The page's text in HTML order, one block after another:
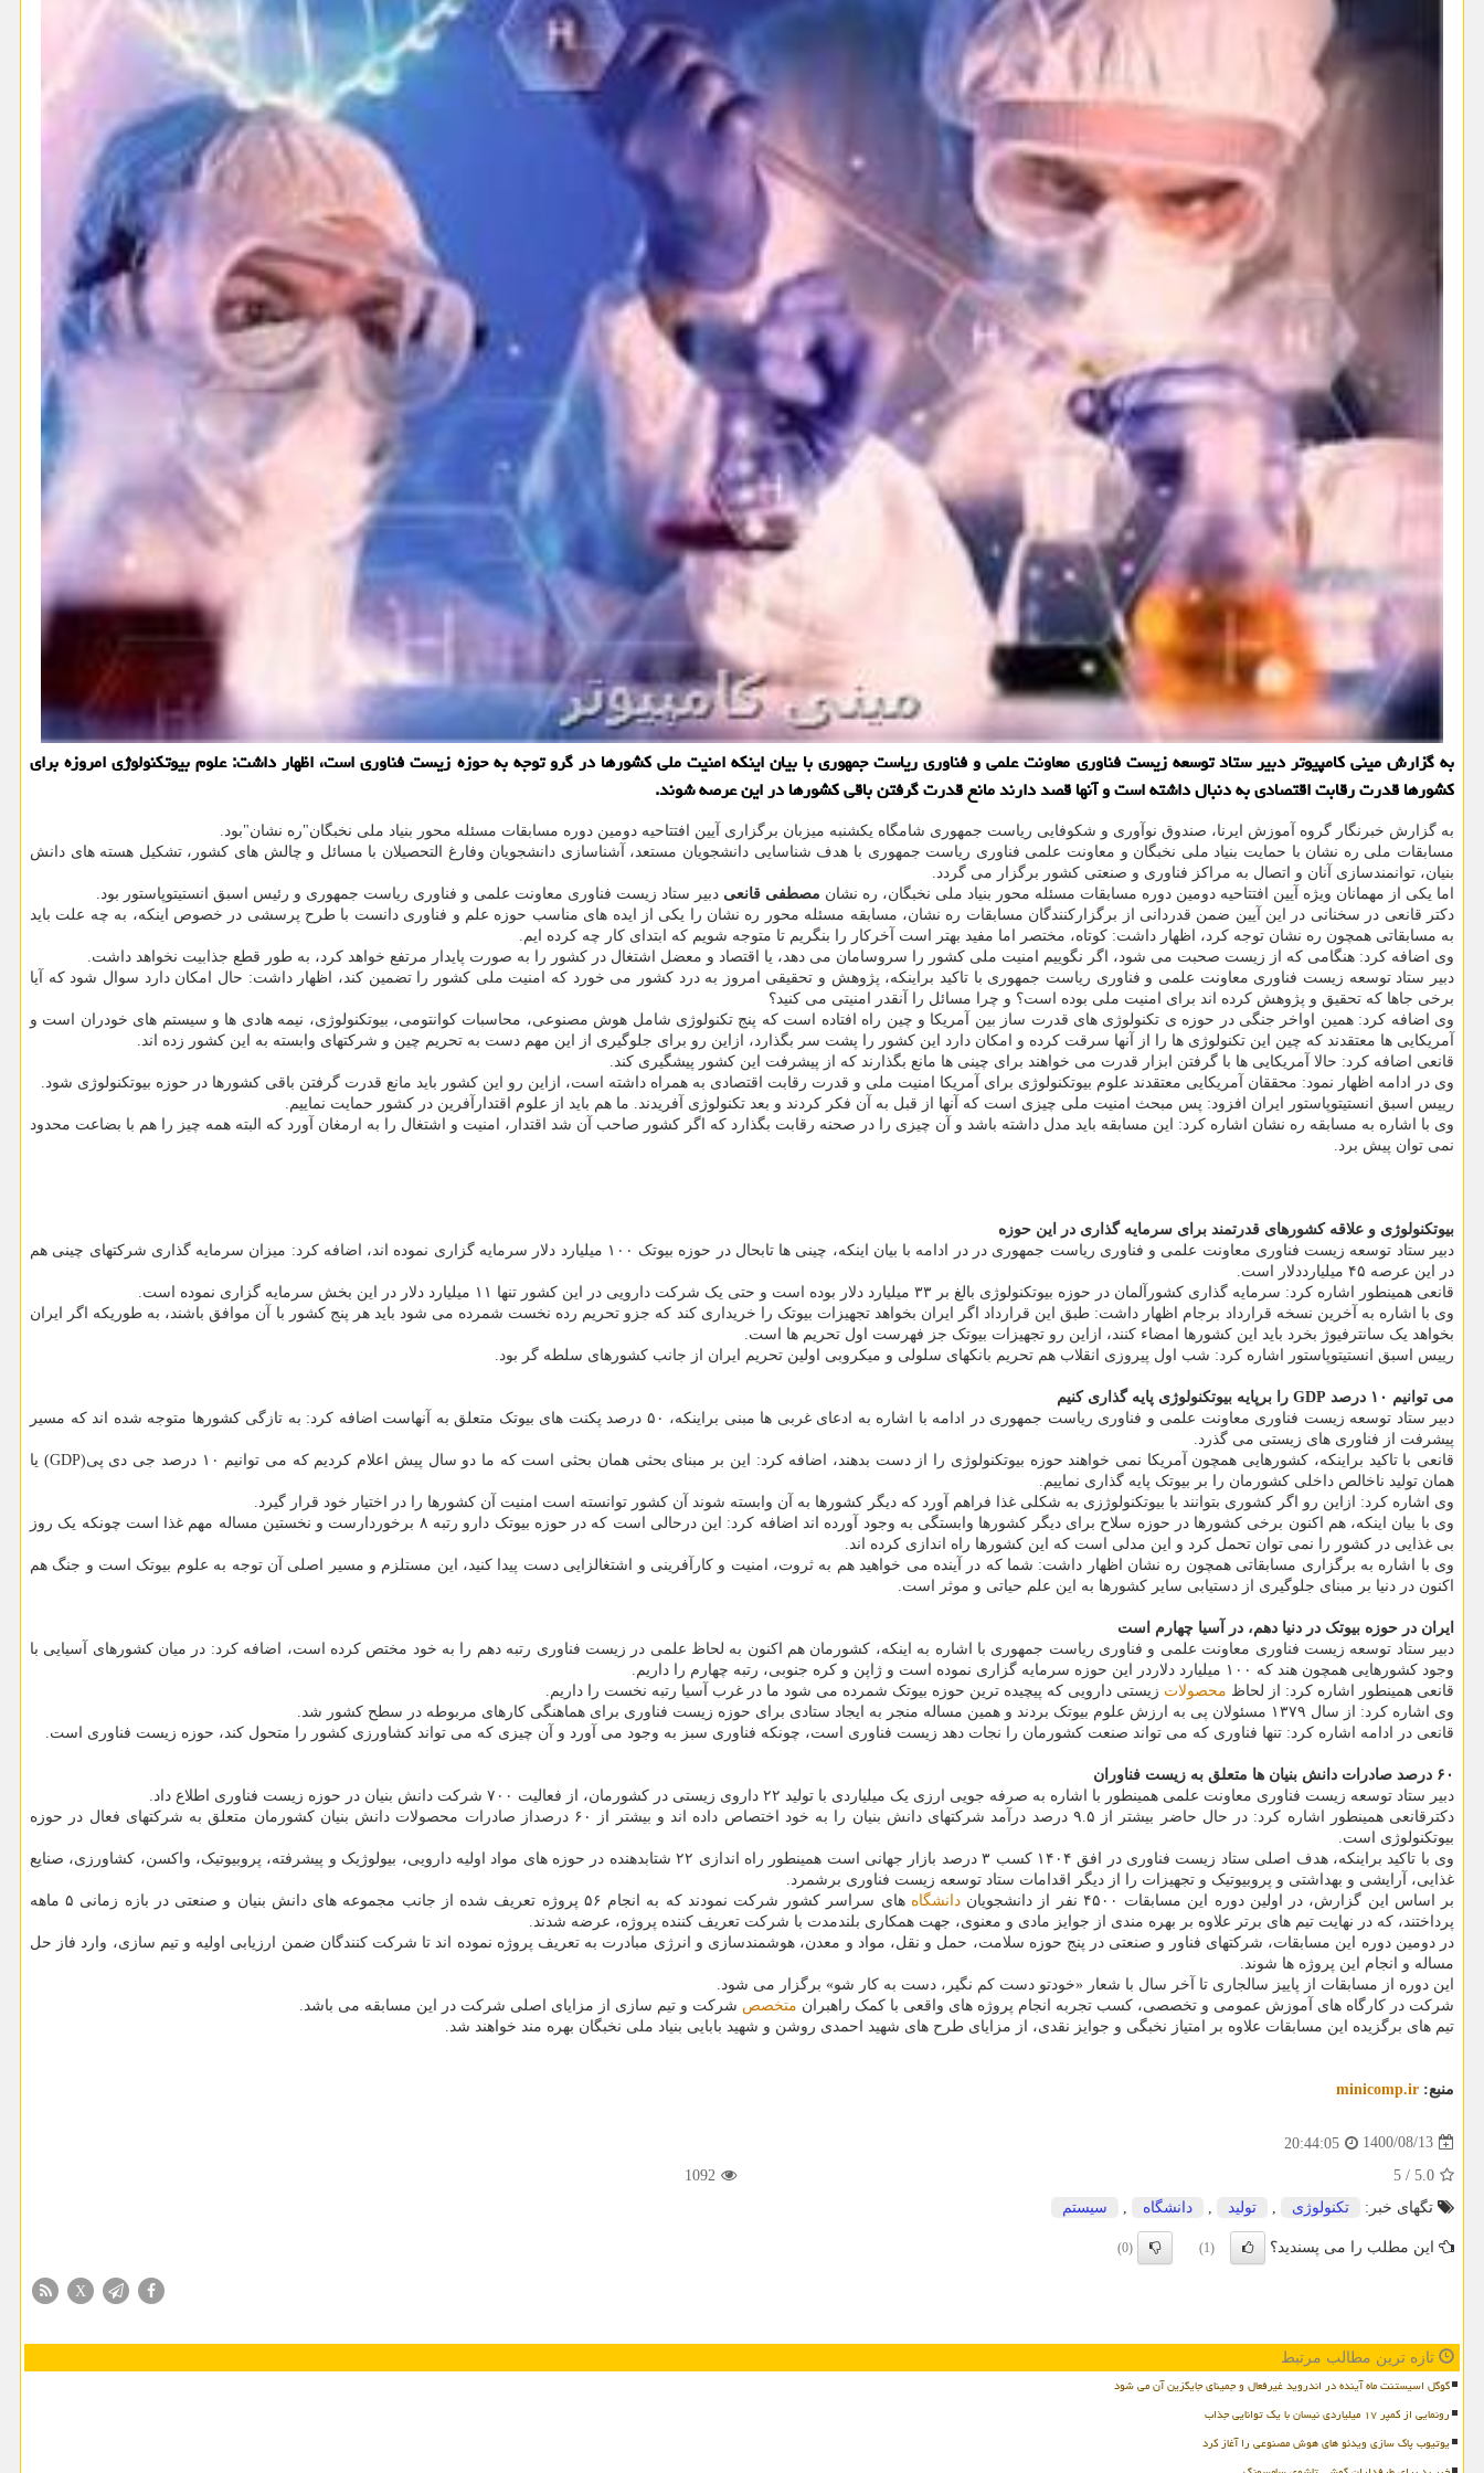
به گزارش مینی کامپیوتر دبیر ستاد توسعه زیست فناوری معاونت علمی و فناوری ریاست جمهوری با بیان اینکه امنیت ملی کشورها در گرو توجه به حوزه زیست فناوری است، اظهار داشت: علوم بیوتکنولوژی امروزه برای
کشورها قدرت رقابت اقتصادی به دنبال داشته است و آنها قصد دارند مانع قدرت گرفتن باقی کشورها در این عرصه شوند.
به گزارش خبرنگار گروه آموزش ایرنا، صندوق نوآوری و شکوفایی ریاست جمهوری شامگاه یکشنبه میزبان برگزاری آیین افتتاحیه دومین دوره مسابقات مسئله محور بنیاد ملی نخبگان"ره نشان"بود.
مسابقات ملی ره نشان با حمایت بنیاد ملی نخبگان و معاونت علمی فناوری ریاست جمهوری با هدف شناسایی دانشجویان مستعد، آشناسازی دانشجویان وفارغ التحصیلان با مسائل و چالش های کشور، تشکیل هسته های دانش
بنیان، توانمندسازی آنان و اتصال به مراکز فناوری و صنعتی کشور برگزار می گردد.
اما یکی از مهمانان ویژه آیین افتتاحیه دومین دوره مسابقات مسئله محور بنیاد ملی نخبگان، ره نشان مصطفی قانعی دبیر ستاد زیست فناوری معاونت علمی و فناوری ریاست جمهوری و رئیس اسبق انستیتوپاستور بود.
دکتر قانعی در سخنانی در این آیین ضمن قدردانی از برگزارکنندگان مسابقات ره نشان، مسابقه مسئله محور ره نشان را یکی از ایده های مناسب حوزه علم و فناوری دانست با طرح پرسشی در خصوص اینکه، به چه علت باید
به مسابقاتی همچون ره نشان توجه کرد، اظهار داشت: کوتاه، مختصر اما مفید بهتر است آخرکار را بنگریم تا متوجه شویم که ابتدای کار چه کرده ایم.
وی اضافه کرد: هنگامی که از زیست صحبت می شود، اگر نگوییم امنیت ملی کشور را سروسامان می دهد، یا اقتصاد و معضل اشتغال در کشور را به صورت پایدار مرتفع خواهد کرد، به طور قطع جذابیت نخواهد داشت.
دبیر ستاد توسعه زیست فناوری معاونت علمی و فناوری ریاست جمهوری با تاکید براینکه، پژوهش و تحقیقی امروز به درد کشور می خورد که امنیت ملی کشور را تضمین کند، اظهار داشت: حال امکان دارد سوال شود که آیا
برخی جاها که تحقیق و پژوهش کرده اند برای امنیت ملی بوده است؟ و چرا مسائل را آنقدر امنیتی می کنید؟
وی اضافه کرد: همین اواخر جنگی در حوزه ی تکنولوژی های قدرت ساز بین آمریکا و چین راه افتاده است که پنج تکنولوژی شامل هوش مصنوعی، محاسبات کوانتومی، بیوتکنولوژی، نیمه هادی ها و سیستم های خودران است و
آمریکایی ها معتقدند که چین این تکنولوژی ها را از آنها سرقت کرده و امکان دارد این کشور را پشت سر بگذارد، ازاین رو برای جلوگیری از این مهم دست به تحریم چین و شرکتهای وابسته به این کشور زده اند.
قانعی اضافه کرد: حالا آمریکایی ها با گرفتن ابزار قدرت می خواهند برای چینی ها مانع بگذارند که از پیشرفت این کشور پیشگیری کند.
وی در ادامه اظهار نمود: محققان آمریکایی معتقدند علوم بیوتکنولوژی برای آمریکا امنیت ملی و قدرت رقابت اقتصادی به همراه داشته است، ازاین رو این کشور باید مانع قدرت گرفتن باقی کشورها در حوزه بیوتکنولوژی شود.
رییس اسبق انستیتوپاستور ایران افزود: پس مبحث امنیت ملی چیزی است که آنها از قبل به آن فکر کردند و بعد تکنولوژی آفریدند. ما هم باید از علوم اقتدارآفرین در کشور حمایت نماییم.
وی با اشاره به مسابقه ره نشان اشاره کرد: این مسابقه باید مدل داشته باشد و آن چیزی را در صحنه رقابت بگذارد که اگر کشور صاحب آن شد اقتدار، امنیت و اشتغال را به ارمغان آورد که البته همه چیز را هم با بضاعت محدود
نمی توان پیش برد.
بیوتکنولوژی و علاقه کشورهای قدرتمند برای سرمایه گذاری در این حوزه
دبیر ستاد توسعه زیست فناوری معاونت علمی و فناوری ریاست جمهوری در در ادامه با بیان اینکه، چینی ها تابحال در حوزه بیوتک ۱۰۰ میلیارد دلار سرمایه گزاری نموده اند، اضافه کرد: میزان سرمایه گذاری شرکتهای چینی هم
در این عرصه ۴۵ میلیارددلار است.
قانعی همینطور اشاره کرد: سرمایه گذاری کشورآلمان در حوزه بیوتکنولوژی بالغ بر ۳۳ میلیارد دلار بوده است و حتی یک شرکت دارویی در این کشور تنها ۱۱ میلیارد دلار در این بخش سرمایه گزاری نموده است.
وی با اشاره به آخرین نسخه قرارداد برجام اظهار داشت: طبق این قرارداد اگر ایران بخواهد تجهیزات بیوتک را خریداری کند که جزو تحریم رده نخست شمرده می شود باید هر پنج کشور با آن موافق باشند، به طوریکه اگر ایران
بخواهد یک سانترفیوژ بخرد باید این کشورها امضاء کنند، ازاین رو تجهیزات بیوتک جز فهرست اول تحریم ها است.
رییس اسبق انستیتوپاستور اشاره کرد: شب اول پیروزی انقلاب هم تحریم بانکهای سلولی و میکروبی اولین تحریم ایران از جانب کشورهای سلطه گر بود.
می توانیم ۱۰ درصد GDP را برپایه بیوتکنولوژی پایه گذاری کنیم
دبیر ستاد توسعه زیست فناوری معاونت علمی و فناوری ریاست جمهوری در ادامه با اشاره به ادعای غربی ها مبنی براینکه، ۵۰ درصد پکنت های بیوتک متعلق به آنهاست اضافه کرد: به تازگی کشورها متوجه شده اند که مسیر
پیشرفت از فناوری های زیستی می گذرد.
قانعی با تاکید براینکه، کشورهایی همچون آمریکا نمی خواهند حوزه بیوتکنولوژی را از دست بدهند، اضافه کرد: این بر مبنای بحثی همان بحثی است که ما دو سال پیش اعلام کردیم که می توانیم ۱۰ درصد جی دی پی(GDP) یا
همان تولید ناخالص داخلی کشورمان را بر بیوتک پایه گذاری نماییم.
وی اشاره کرد: ازاین رو اگر کشوری بتوانند با بیوتکنولوژزی به شکلی غذا فراهم آورد که دیگر کشورها به آن وابسته شوند آن کشور توانسته است امنیت آن کشورها را در اختیار خود قرار گیرد.
وی با بیان اینکه، هم اکنون برخی کشورها در حوزه سلاح برای دیگر کشورها وابستگی به وجود آورده اند اضافه کرد: این درحالی است که در حوزه بیوتک دارو رتبه ۸ برخوردارست و نخستین مساله مهم غذا است چونکه یک روز
بی غذایی در کشور را نمی توان تحمل کرد و این مدلی است که این کشورها راه اندازی کرده اند.
وی با اشاره به برگزاری مسابقاتی همچون ره نشان اظهار داشت: شما که در آینده می خواهید هم به ثروت، امنیت و کارآفرینی و اشتغالزایی دست پیدا کنید، این مستلزم و مسیر اصلی آن توجه به علوم بیوتک است و جنگ هم
اکنون در دنیا بر مبنای جلوگیری از دستیابی سایر کشورها به این علم حیاتی و موثر است.
ایران در حوزه بیوتک در دنیا دهم، در آسیا چهارم است
دبیر ستاد توسعه زیست فناوری معاونت علمی و فناوری ریاست جمهوری با اشاره به اینکه، کشورمان هم اکنون به لحاظ علمی در زیست فناوری رتبه دهم را به خود مختص کرده است، اضافه کرد: در میان کشورهای آسیایی با
وجود کشورهایی همچون هند که ۱۰۰ میلیارد دلاردر این حوزه سرمایه گزاری نموده است و ژاپن و کره جنوبی، رتبه چهارم را داریم.
قانعی همینطور اشاره کرد: از لحاظ محصولات زیستی دارویی که پیچیده ترین حوزه بیوتک شمرده می شود ما در غرب آسیا رتبه نخست را داریم.
وی اشاره کرد: از سال ۱۳۷۹ مسئولان پی به ارزش علوم بیوتک بردند و همین مساله منجر به ایجاد ستادی برای حوزه زیست فناوری برای هماهنگی کارهای مربوطه در سطح کشور شد.
قانعی در ادامه اشاره کرد: تنها فناوری که می تواند صنعت کشورمان را نجات دهد زیست فناوری است، چونکه فناوری سبز به وجود می آورد و آن چیزی که می تواند کشاورزی کشور را متحول کند، حوزه زیست فناوری است.
۶۰ درصد صادرات دانش بنیان ها متعلق به زیست فناوران
دبیر ستاد توسعه زیست فناوری معاونت علمی همینطور با اشاره به صرفه جویی ارزی یک میلیاردی با تولید ۲۲ داروی زیستی در کشورمان، از فعالیت ۷۰۰ شرکت دانش بنیان در حوزه زیست فناوری اطلاع داد.
دکترقانعی همینطور اشاره کرد: در حال حاضر بیشتر از ۹.۵ درصد درآمد شرکتهای دانش بنیان را به خود اختصاص داده اند و بیشتر از ۶۰ درصداز صادرات محصولات دانش بنیان کشورمان متعلق به شرکتهای فعال در حوزه
بیوتکنولوژی است.
وی با تاکید براینکه، هدف اصلی ستاد زیست فناوری در افق ۱۴۰۴ کسب ۳ درصد بازار جهانی است همینطور راه اندازی ۲۲ شتابدهنده در حوزه های مواد اولیه دارویی، بیولوژیک و پیشرفته، پروبیوتیک، واکسن، کشاورزی، صنایع
غذایی، آرایشی و بهداشتی و پروبیوتیک و تجهیزات را از دیگر اقدامات ستاد توسعه زیست فناوری برشمرد.
بر اساس این گزارش، در اولین دوره این مسابقات ۴۵۰۰ نفر از دانشجویان
دانشگاه
های سراسر کشور شرکت نمودند که به انجام ۵۶ پروژه تعریف شده از جانب مجموعه های دانش بنیان و صنعتی در بازه زمانی ۵ ماهه
پرداختند، که در نهایت تیم های برتر علاوه بر بهره مندی از جوایز مادی و معنوی، جهت همکاری بلندمدت با شرکت تعریف کننده پروژه، عرضه شدند.
در دومین دوره این مسابقات، شرکتهای فناور و صنعتی در پنج حوزه سلامت، حمل و نقل، مواد و معدن، هوشمندسازی و انرژی مبادرت به تعریف پروژه نموده اند تا شرکت کنندگان ضمن ارزیابی اولیه و تیم سازی، وارد فاز حل
مساله و انجام این پروژه ها شوند.
این دوره از مسابقات از پاییز سالجاری تا آخر سال با شعار «خودتو دست کم نگیر، دست به کار شو» برگزار می شود.
شرکت در کارگاه های آموزش عمومی و تخصصی، کسب تجربه انجام پروژه های واقعی با کمک راهبران متخصص شرکت و تیم سازی از مزایای اصلی شرکت در این مسابقه می باشد.
تیم های برگزیده این مسابقات علاوه بر امتیاز نخبگی و جوایز نقدی، از مزایای طرح های شهید احمدی روشن و شهید بابایی بنیاد ملی نخبگان بهره مند خواهند شد.
منبع: minicomp.ir
1400/08/13
20:44:05
5.0
/
5
1092
تگهای خبر:
تكنولوژی تولید دانشگاه سیستم
این مطلب را می پسندید؟ (1)
(0)
X
تازه ترین مطالب مرتبط
گوگل اسیستنت ماه آینده در اندروید غیرفعال و جمینای جایگزین آن می شود
رونمایی از کمپر ۱۷ میلیاردی نیسان با یک توانایی جذاب
یوتیوب پاک سازی ویدئو های هوش مصنوعی را آغاز کرد